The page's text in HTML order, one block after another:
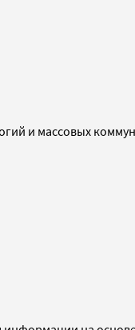
и массовых